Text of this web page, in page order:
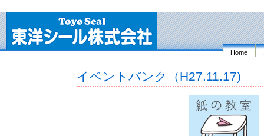
Home
イベントバンク（H27.11.17)